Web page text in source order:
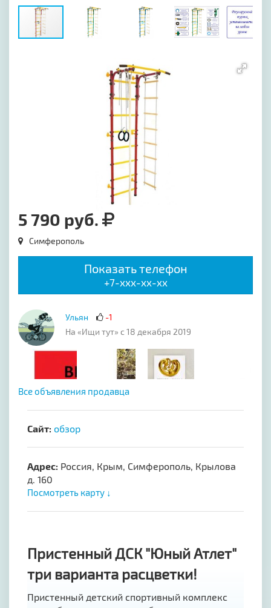
5 790 руб.
Симферополь
Показать телефон
+7-xxx-xx-xx
Ульян
-1
На «Ищи тут» с 18 декабря 2019
Все объявления продавца
Сайт: обзор
Адрес: Россия, Крым, Симферополь, Крылова
д. 160
Посмотреть карту ↓
Пристенный ДСК "Юный Атлет"
три варианта расцветки!
Пристенный детский спортивный комплекс